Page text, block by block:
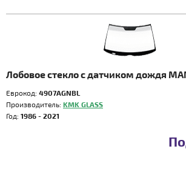
Лобовое стекло с датчиком дождя
Еврокод: 4907AGNBL
Производитель: KMK GLASS
Год: 1986 - 2021